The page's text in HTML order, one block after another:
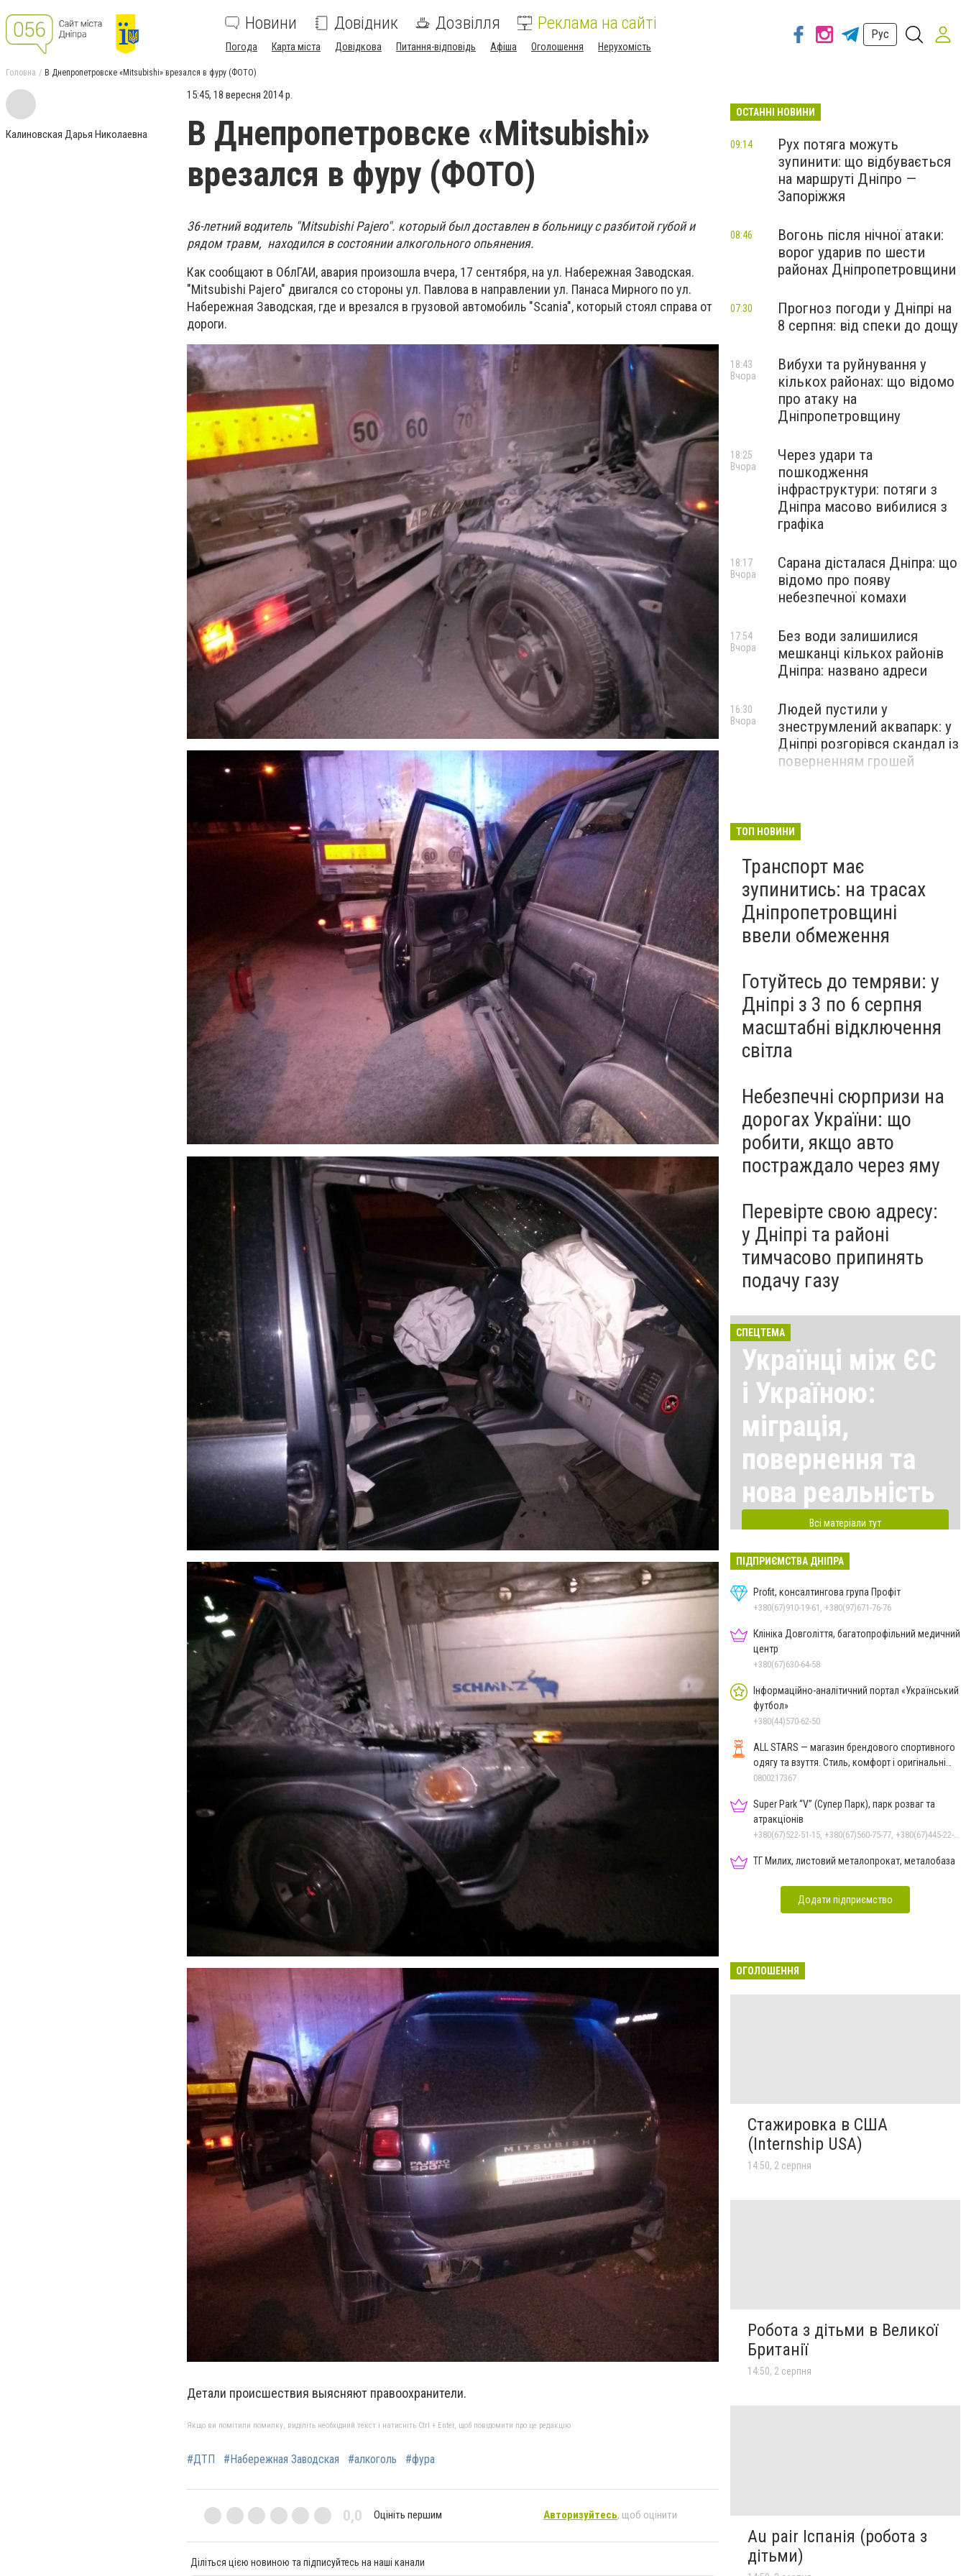
Новини Довідник Дозвілля Реклама на сайті
Погода Карта міста Довідкова Питання-відповідь Афіша Оголошення Нерухомість
Рус
Головна В Днепропетровске «Mitsubishi» врезался в фуру (ФОТО)
Калиновская Дарья Николаевна
15:45, 18 вересня 2014 р.
В Днепропетровске «Mitsubishi»
врезался в фуру (ФОТО)
36-летний водитель "Mitsubishi Pajero". который был доставлен в больницу с разбитой губой и
рядом травм, находился в состоянии алкогольного опьянения.
Как сообщают в ОблГАИ, авария произошла вчера, 17 сентября, на ул. Набережная Заводская.
"Mitsubishi Pajero" двигался со стороны ул. Павлова в направлении ул. Панаса Мирного по ул.
Набережная Заводская, где и врезался в грузовой автомобиль "Scania", который стоял справа от
дороги.
Детали происшествия выясняют правоохранители.
Якщо ви помітили помилку, виділіть необхідний текст і натисніть Ctrl + Enter, щоб повідомити про це редакцію
#ДТП #Набережная Заводская #алкоголь #фура
0,0 Оцініть першим Авторизуйтесь, щоб оцінити
Діліться цією новиною та підписуйтесь на наші канали
ОСТАННІ НОВИНИ
Рух потяга можуть
зупинити: що відбувається
на маршруті Дніпро —
Запоріжжя
09:14
Вогонь після нічної атаки:
ворог ударив по шести
районах Дніпропетровщини
08:46
Прогноз погоди у Дніпрі на
8 серпня: від спеки до дощу
07:30
Вибухи та руйнування у
кількох районах: що відомо
про атаку на
Дніпропетровщину
18:43
Вчора
Через удари та
пошкодження
інфраструктури: потяги з
Дніпра масово вибилися з
графіка
18:25
Вчора
Сарана дісталася Дніпра: що
відомо про появу
небезпечної комахи
18:17
Вчора
Без води залишилися
мешканці кількох районів
Дніпра: названо адреси
17:54
Вчора
Людей пустили у
знеструмлений аквапарк: у
Дніпрі розгорівся скандал із
поверненням грошей
16:30
Вчора
ТОП НОВИНИ
Транспорт має
зупинитись: на трасах
Дніпропетровщині
ввели обмеження
Готуйтесь до темряви: у
Дніпрі з 3 по 6 серпня
масштабні відключення
світла
Небезпечні сюрпризи на
дорогах України: що
робити, якщо авто
постраждало через яму
Перевірте свою адресу:
у Дніпрі та районі
тимчасово припинять
подачу газу
СПЕЦТЕМА
Українці між ЄС
і Україною:
міграція,
повернення та
нова реальність
Всі матеріали тут
ПІДПРИЄМСТВА ДНІПРА
Profit, консалтингова група Профіт
+380(67)910-19-61, +380(97)671-76-76
Клініка Довголіття, багатопрофільний медичний
центр
+380(67)630-64-58
Інформаційно-аналітичний портал «Український
футбол»
+380(44)570-62-50
ALL STARS — магазин брендового спортивного
одягу та взуття. Стиль, комфорт і оригінальні
моделі
0800217367
Super Park “V” (Супер Парк), парк розваг та
атракціонів
ТГ Милих, листовий металопрокат, металобаза
Додати підприємство
ОГОЛОШЕННЯ
Стажировка в США
(Internship USA)
14:50, 2 серпня
Робота з дітьми в Великої
Британії
14:50, 2 серпня
Au pair Іспанія (робота з
дітьми)